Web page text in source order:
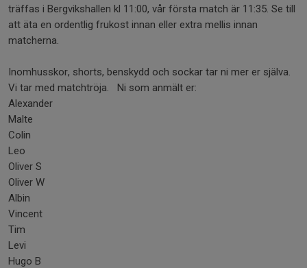
träffas i Bergvikshallen kl 11:00, vår första match är 11:35. Se till
att äta en ordentlig frukost innan eller extra mellis innan
matcherna.
Inomhusskor, shorts, benskydd och sockar tar ni mer er själva.
Vi tar med matchtröja. Ni som anmält er:
Alexander
Malte
Colin
Leo
Oliver S
Oliver W
Albin
Vincent
Tim
Levi
Hugo B